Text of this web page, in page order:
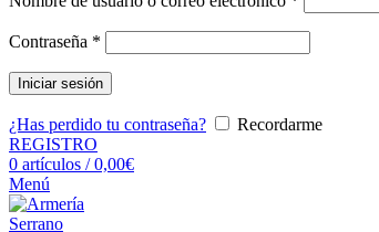
Contraseña *
Iniciar sesión
¿Has perdido tu contraseña?
Recordarme
REGISTRO
0 artículos / 0,00€
Menú